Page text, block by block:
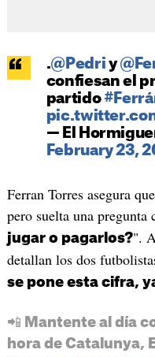
.@Pedri y
confiesan el
partido
— El
February 23,
Ferran Torres asegura
pero suelta una pregunta
jugar o pagarlos?".
detallan los dos
se pone esta cifra,
📲 Mantente al día
hora de Catalunya,